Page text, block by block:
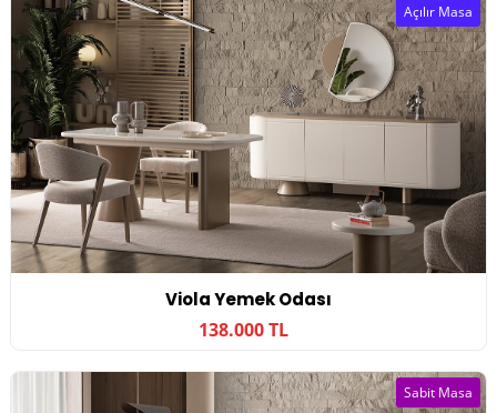
Viola Yemek Odası
138.000 TL
Açılır Masa
Sabit Masa